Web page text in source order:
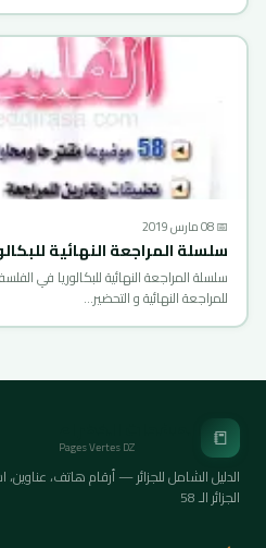
📅 08 مارس 2019
سلسلة المراجعة النهائية
سلسلة المراجعة النهائية للبكالوريا في
للمراجعة النهائية و التحضير…
📒
Pages Vertes DZ
الدليل الشامل للجزائر — أرقام هاتف،
الجزائر الـ 58